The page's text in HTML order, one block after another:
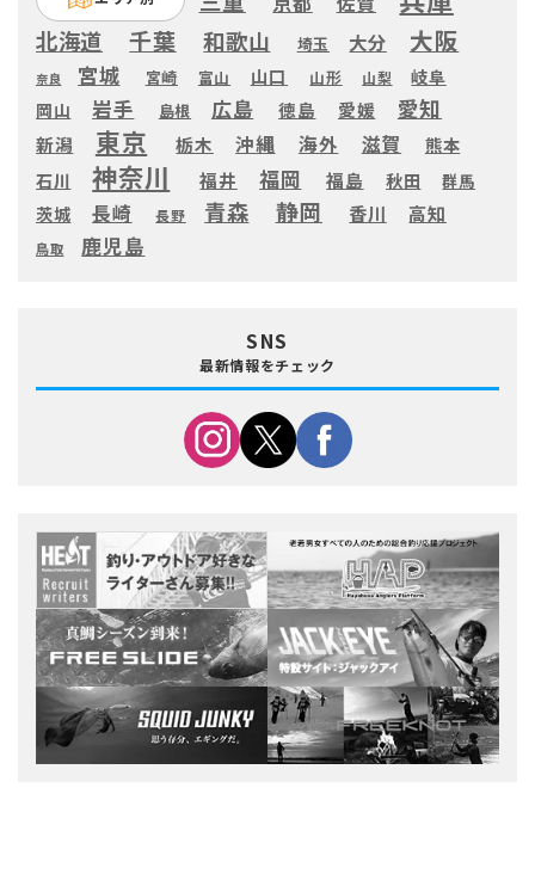
北海道 千葉 和歌山 埼玉 大分 大阪
奈良 宮城 宮崎 富山 山口 山形 山梨
岐阜
岡山
岩手 島根 広島 徳島 愛媛 愛知
新潟 東京 栃木 沖縄 海外 滋賀
熊本
石川
神奈川 福井 福岡 福島 秋田 群馬
茨城 長崎 長野 青森 静岡 香川 高知
鳥取 鹿児島
SNS
最新情報をチェック